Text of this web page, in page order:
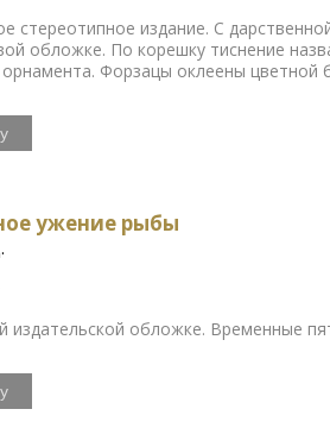
стереотипное издание. С
обложке. По корешку тиснение
орнамента. Форзацы оклеены цветной
ужение рыбы
издательской обложке. Временные